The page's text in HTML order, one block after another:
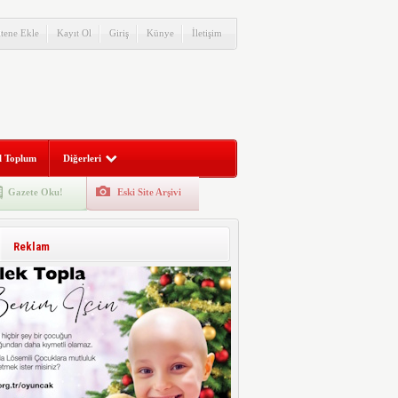
Ekle Kayıt Ol Giriş Künye İletişim
Toplum Diğerleri
Gazete Oku! Eski Site Arşivi
Reklam